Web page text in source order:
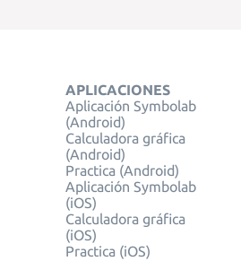
APLICACIONES
Aplicación Symbolab
(Android)
Calculadora gráfica
(Android)
Practica (Android)
Aplicación Symbolab
(iOS)
Calculadora gráfica
(iOS)
Practica (iOS)